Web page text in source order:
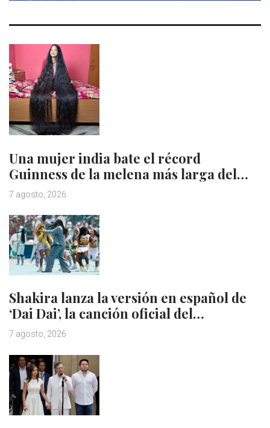
Una mujer india bate el récord
Guinness de la melena más larga del…
7 agosto, 2026
Shakira lanza la versión en español de
‘Dai Dai’, la canción oficial del…
7 agosto, 2026